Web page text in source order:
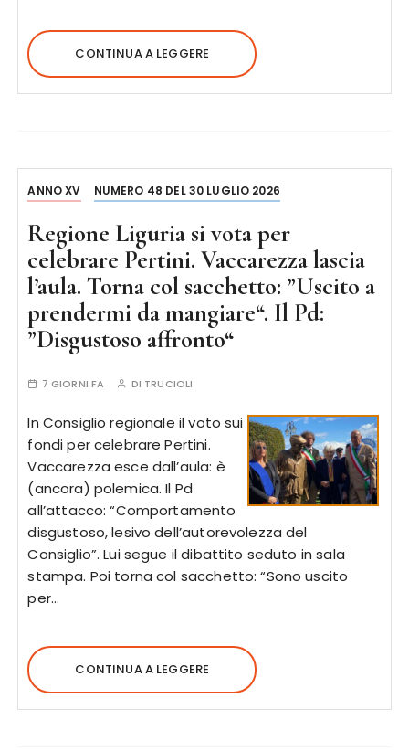
CONTINUA A LEGGERE
ANNO XV NUMERO 48 DEL 30 LUGLIO 2026
Regione Liguria si vota per
celebrare Pertini. Vaccarezza lascia
l’aula. Torna col sacchetto: ”Uscito a
prendermi da mangiare“. Il Pd:
”Disgustoso affronto“
7 GIORNI FA DI TRUCIOLI
In Consiglio regionale il voto sui
fondi per celebrare Pertini.
Vaccarezza esce dall’aula: è
(ancora) polemica. Il Pd
all’attacco: “Comportamento
disgustoso, lesivo dell’autorevolezza del
Consiglio”. Lui segue il dibattito seduto in sala
stampa. Poi torna col sacchetto: “Sono uscito
per…
CONTINUA A LEGGERE